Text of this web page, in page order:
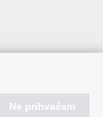
Ne prihvaćam